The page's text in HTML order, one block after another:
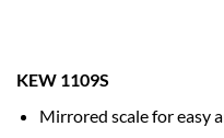
KEW 1109S
Mirrored scale for easy